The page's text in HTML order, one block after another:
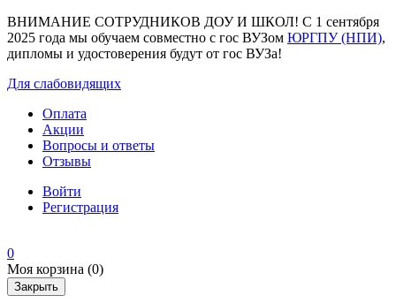
ВНИМАНИЕ СОТРУДНИКОВ ДОУ И ШКОЛ! С 1 сентября
2025 года мы обучаем совместно с гос ВУЗом ЮРГПУ (НПИ),
дипломы и удостоверения будут от гос ВУЗа!
Для слабовидящих
Оплата
Акции
Вопросы и ответы
Отзывы
Войти
Регистрация
0
Моя корзина (0)
Закрыть